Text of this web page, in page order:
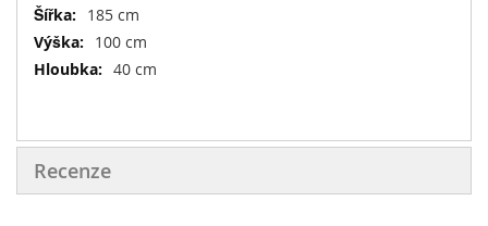
185 cm
100 cm
40 cm
Recenze